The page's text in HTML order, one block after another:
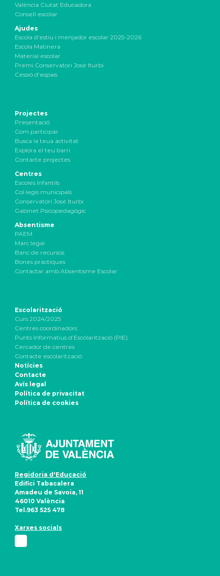
València Ciutat Educadora
Consell escolar
Ajudes
Escola d’estiu i menjador escolar 2025-2026
Escola Matinera
Material escolar
Premi Conservatori José Iturbi
Cessió d’espais
Projectes
Presentació
Com participar
Busca la teua activitat
Explora el teu barri
Contacte projectes
Centres
Escoles Infantils
Col·legis municipals
Conservatori José Iturbi
Gabinet Psicopedagògic
Absentisme
PAEM
Marc legal
Banc de recursos
Bones pràctiques
Contactar amb Absentisme Escolar
Escolarització
Curs 2024/2025
Centres coordinadors
Punts Informatius d’Escolarització (PIE)
Cercador de centres
Contacte escolarització
Notícies
Contacte
Avís legal
Política de privacitat
Política de cookies
Regidoria d'Educació
Edifici Tabacalera
Amadeu de Savoia, 11
46010 València
Tel.963 525 478
Xarxes socials